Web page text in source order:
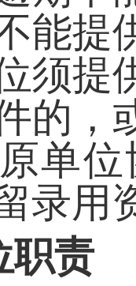
能提
须提
的，
单
录用
职责